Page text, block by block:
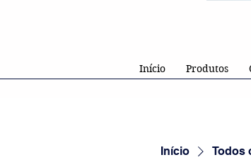
Início Produtos
Início Todos